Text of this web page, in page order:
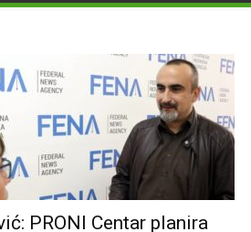
PRONI Centar planira